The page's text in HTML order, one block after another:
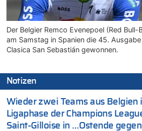
Der Belgier Remco Evenepoel (Red
am Samstag in Spanien die 45.
Clasica San Sebastián gewonnen.
Notizen
Wieder zwei Teams aus Belgien
Ligaphase der Champions
Saint-Gilloise in …Ostende